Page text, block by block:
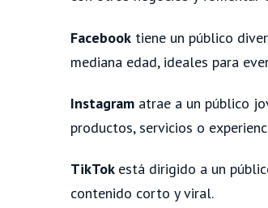
Facebook tiene un público
mediana edad, ideales para
Instagram atrae a un público
productos, servicios o
TikTok está dirigido a un
contenido corto y viral.